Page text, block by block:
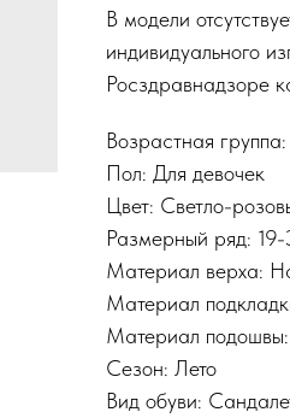
В модели
индивидуального
Росздравнадзоре
Возрастная
Пол: Для девочек
Цвет: Светло-
Размерный ряд:
Материал верха:
Материал
Материал
Сезон: Лето
Вид обуви: